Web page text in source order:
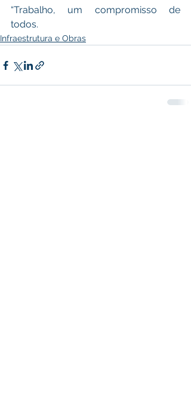
“Trabalho, um compromisso de
todos.
Infraestrutura e Obras